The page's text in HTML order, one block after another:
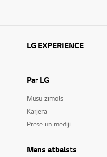
LG EXPERIENCE
Par LG
Mūsu zīmols
Karjera
Prese un mediji
Mans atbalsts